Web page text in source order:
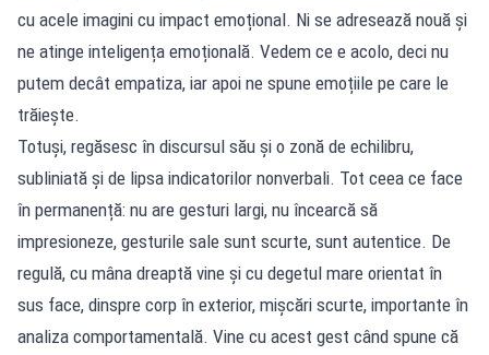
cu acele imagini cu impact emoțional. Ni se adresează nouă și
ne atinge inteligența emoțională. Vedem ce e acolo, deci nu
putem decât empatiza, iar apoi ne spune emoțiile pe care le
trăiește.
Totuși, regăsesc în discursul său și o zonă de echilibru,
subliniată și de lipsa indicatorilor nonverbali. Tot ceea ce face
în permanență: nu are gesturi largi, nu încearcă să
impresioneze, gesturile sale sunt scurte, sunt autentice. De
regulă, cu mâna dreaptă vine și cu degetul mare orientat în
sus face, dinspre corp în exterior, mișcări scurte, importante în
analiza comportamentală. Vine cu acest gest când spune că